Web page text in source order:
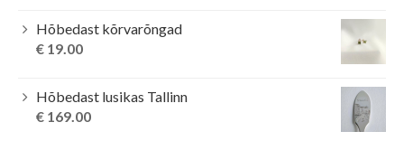
Hõbedast kõrvarõngad
€ 19.00
Hõbedast lusikas Tallinn
€ 169.00